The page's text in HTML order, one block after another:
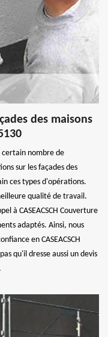
des maisons
certain nombre de
sur les façades des
ces types d'opérations.
qualité de travail.
à CASEACSCH Couverture
adaptés. Ainsi, nous
en CASEACSCH
qu'il dresse aussi un devis